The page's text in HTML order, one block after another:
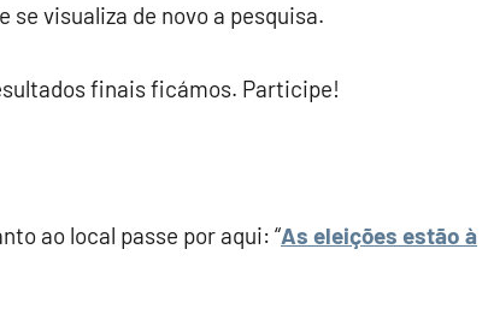
visualiza de novo a pesquisa.
finais ficámos. Participe!
ao local passe por aqui: “As eleições estão à